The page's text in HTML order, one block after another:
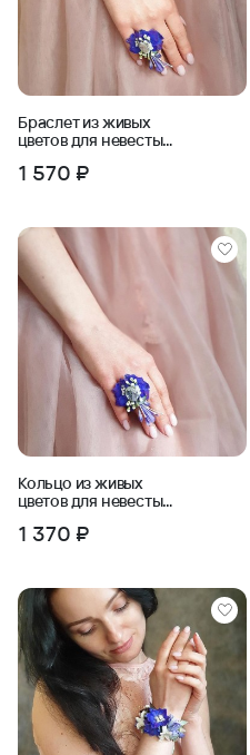
Браслет из живых
цветов для невесты
1 570 ₽
Кольцо из живых
цветов для невесты
1 370 ₽